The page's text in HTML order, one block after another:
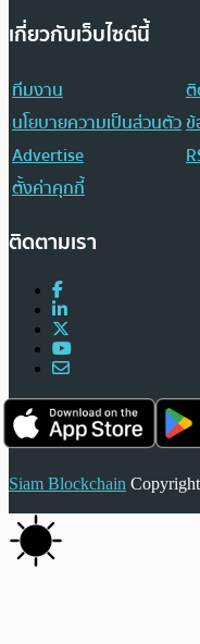
เกี่ยวกับเว็บไซต์นี้
ทีมงาน
ติ
นโยบายความเป็นส่วนตัว
Advertise
ตั้งค่าคุกกี้
ติดตามเรา
Siam Blockchain